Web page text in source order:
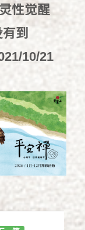
性觉醒
有到
10/21